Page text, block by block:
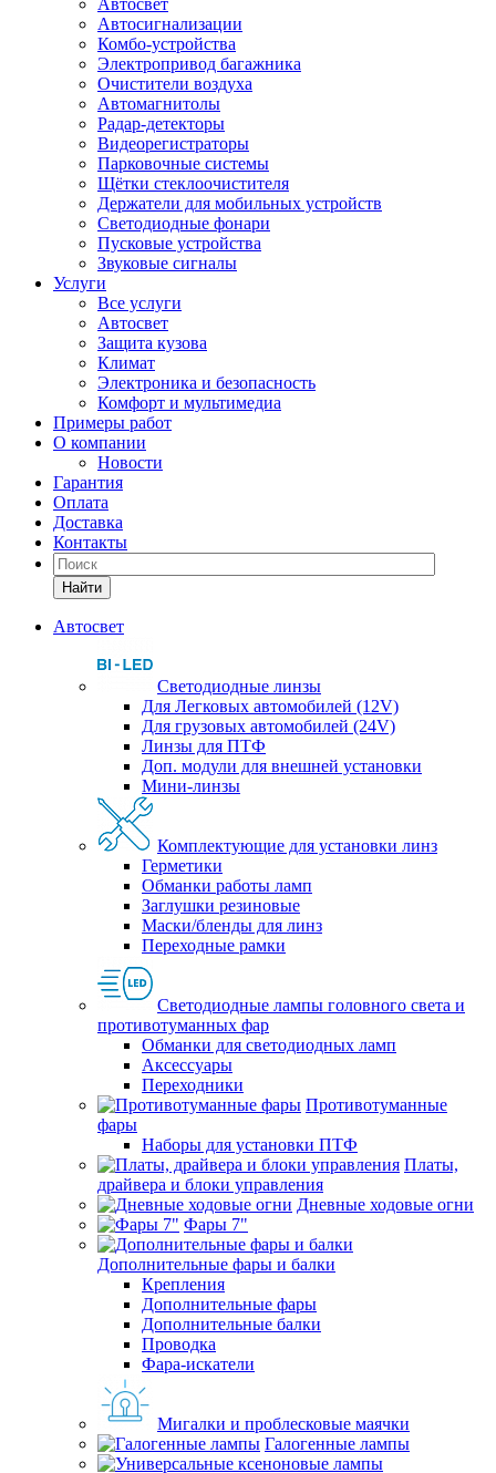
Автосвет
Автосигнализации
Комбо-устройства
Электропривод багажника
Очистители воздуха
Автомагнитолы
Радар-детекторы
Видеорегистраторы
Парковочные системы
Щётки стеклоочистителя
Держатели для мобильных устройств
Светодиодные фонари
Пусковые устройства
Звуковые сигналы
Услуги
Все услуги
Автосвет
Защита кузова
Климат
Электроника и безопасность
Комфорт и мультимедиа
Примеры работ
О компании
Новости
Гарантия
Оплата
Доставка
Контакты
Найти
Автосвет
Светодиодные линзы
Для Легковых автомобилей (12V)
Для грузовых автомобилей (24V)
Линзы для ПТФ
Доп. модули для внешней установки
Мини-линзы
Комплектующие для установки линз
Герметики
Обманки работы ламп
Заглушки резиновые
Маски/бленды для линз
Переходные рамки
Светодиодные лампы головного света и
противотуманных фар
Обманки для светодиодных ламп
Аксессуары
Переходники
Противотуманные
фары
Наборы для установки ПТФ
Платы,
драйвера и блоки управления
Дневные ходовые огни
Фары 7"
Дополнительные фары и балки
Крепления
Дополнительные фары
Дополнительные балки
Проводка
Фара-искатели
Мигалки и проблесковые маячки
Галогенные лампы